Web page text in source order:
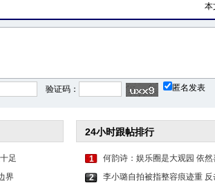
本
验证码： 匿名发表
足
界
24小时跟帖排行
1
何韵诗：娱乐圈是大观园 依
2
李小璐自拍被指整容痕迹重